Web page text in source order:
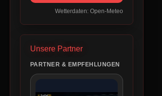
Wetterdaten: Open-Meteo
Unsere Partner
PARTNER & EMPFEHLUNGEN